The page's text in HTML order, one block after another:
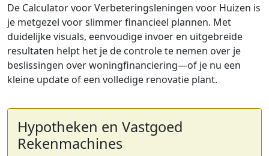
De Calculator voor Verbeteringsleningen voor Huizen is
je metgezel voor slimmer financieel plannen. Met
duidelijke visuals, eenvoudige invoer en uitgebreide
resultaten helpt het je de controle te nemen over je
beslissingen over woningfinanciering—of je nu een
kleine update of een volledige renovatie plant.
Hypotheken en Vastgoed
Rekenmachines